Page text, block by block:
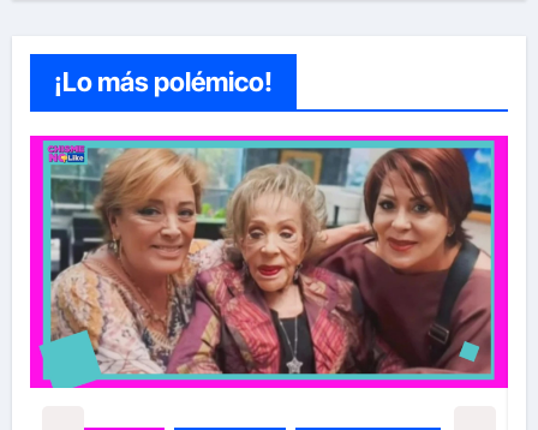
¡Lo más polémico!